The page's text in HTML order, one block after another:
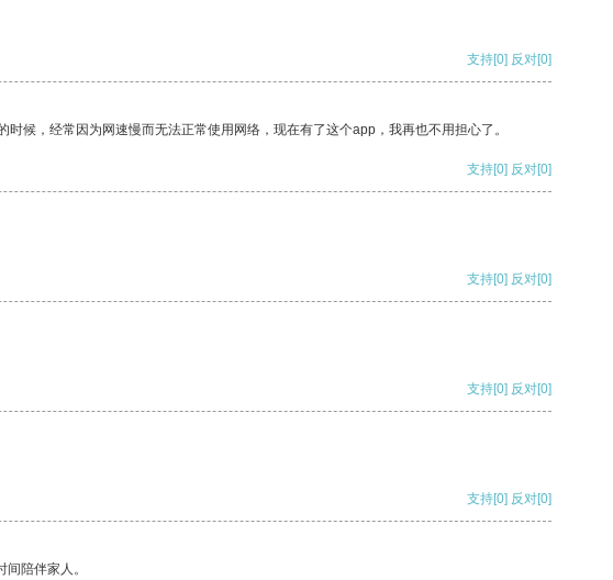
支持[0] 反对[0]
候，经常因为网速慢而无法正常使用网络，现在有了这个app，我再也不用担心了。
支持[0] 反对[0]
支持[0] 反对[0]
支持[0] 反对[0]
支持[0] 反对[0]
陪伴家人。